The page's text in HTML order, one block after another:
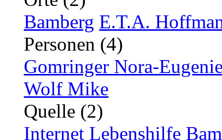
Bamberg E.T.A.
Personen (4)
Gomringer Nora-
Wolf Mike
Quelle (2)
Internet Lebenshilfe